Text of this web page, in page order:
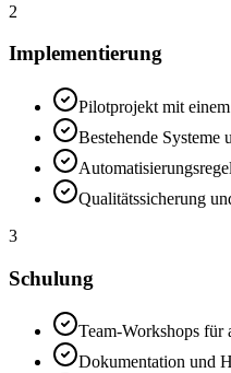
2
Implementierung
Pilotprojekt mit
Bestehende Systeme
Qualitätssicherung
3
Schulung
Team-Workshops für
Dokumentation und